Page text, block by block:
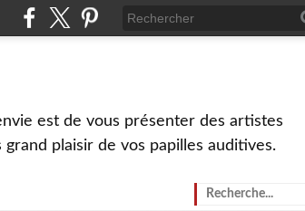
est de vous présenter des artistes
plaisir de vos papilles auditives.